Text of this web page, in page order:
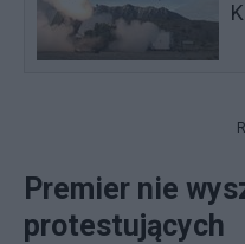
Premier nie
protestujących